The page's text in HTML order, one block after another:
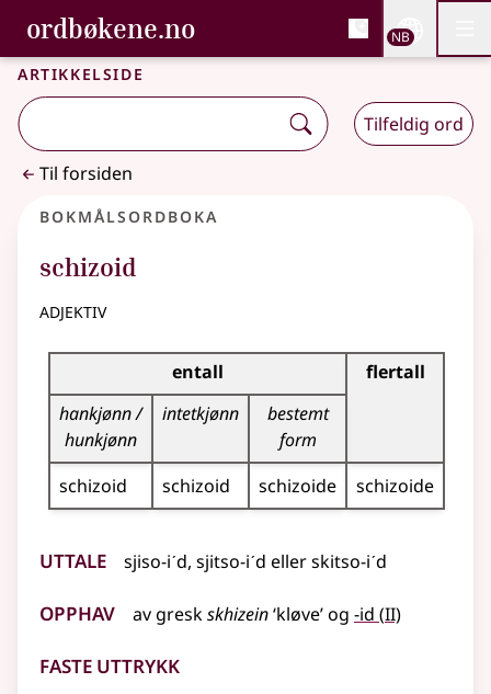
Gå til hovedinnhold
Tilgjengelighet
ordbøkene.no, Bokmålsordboka og
Bokmålsordboka og Nynorskordboka
NB
Artikkelside
Tilfeldig ord
Til forsiden
Bokmålsordboka
schizoid
adjektiv
Bøyingstabell for dette adjektivet
entall
flertall
hankjønn /
hunkjønn
intetkjønn
bestemt
form
schizoid
schizoid schizoide schizoide
Uttale sjiso-iˊd, sjitso-iˊd ellerskitso-iˊd
Opphav av greskskhizein‘kløve’ og -id (2
II)
Faste uttrykk